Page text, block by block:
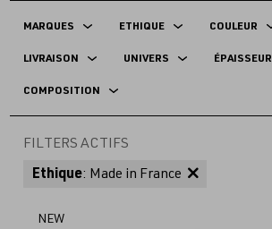
MARQUES ETHIQUE COULEUR
LIVRAISON UNIVERS ÉPAISSEUR
COMPOSITION
FILTERS ACTIFS
Ethique: Made in France
NEW